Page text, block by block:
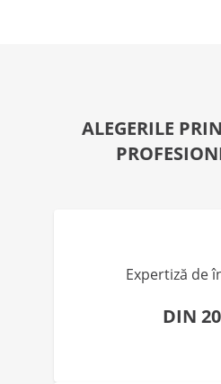
ALEGERILE
Expertiză de
DIN